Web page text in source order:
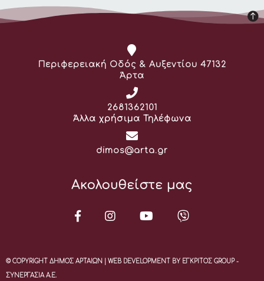
Διεύθυνση:
Περιφερειακή Οδός & Αυξεντίου 47132
Άρτα
Τηλέφωνο:
2681362101
Άλλα χρήσιμα Τηλέφωνα
Email:
dimos@arta.gr
Ακολουθείστε μας
© COPYRIGHT ΔΗΜΟΣ ΑΡΤΑΙΩΝ | WEB DEVELOPMENT BY ΕΓΚΡΙΤΟΣ GROUP -
ΣΥΝΕΡΓΑΣΙΑ Α.Ε.